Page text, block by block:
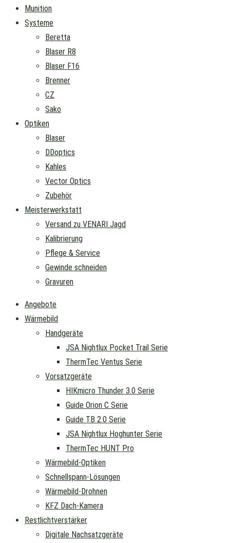
Munition
Systeme
Beretta
Blaser R8
Blaser F16
Brenner
CZ
Sako
Optiken
Blaser
DDoptics
Kahles
Vector Optics
Zubehör
Meisterwerkstatt
Versand zu VENARI Jagd
Kalibrierung
Pflege & Service
Gewinde schneiden
Gravuren
Angebote
Wärmebild
Handgeräte
JSA Nightlux Pocket Trail Serie
ThermTec Ventus Serie
Vorsatzgeräte
HIKmicro Thunder 3.0 Serie
Guide Orion C Serie
Guide TB 2.0 Serie
JSA Nightlux Hoghunter Serie
ThermTec HUNT Pro
Wärmebild-Optiken
Schnellspann-Lösungen
Wärmebild-Drohnen
KFZ Dach-Kamera
Restlichtverstärker
Digitale Nachsatzgeräte